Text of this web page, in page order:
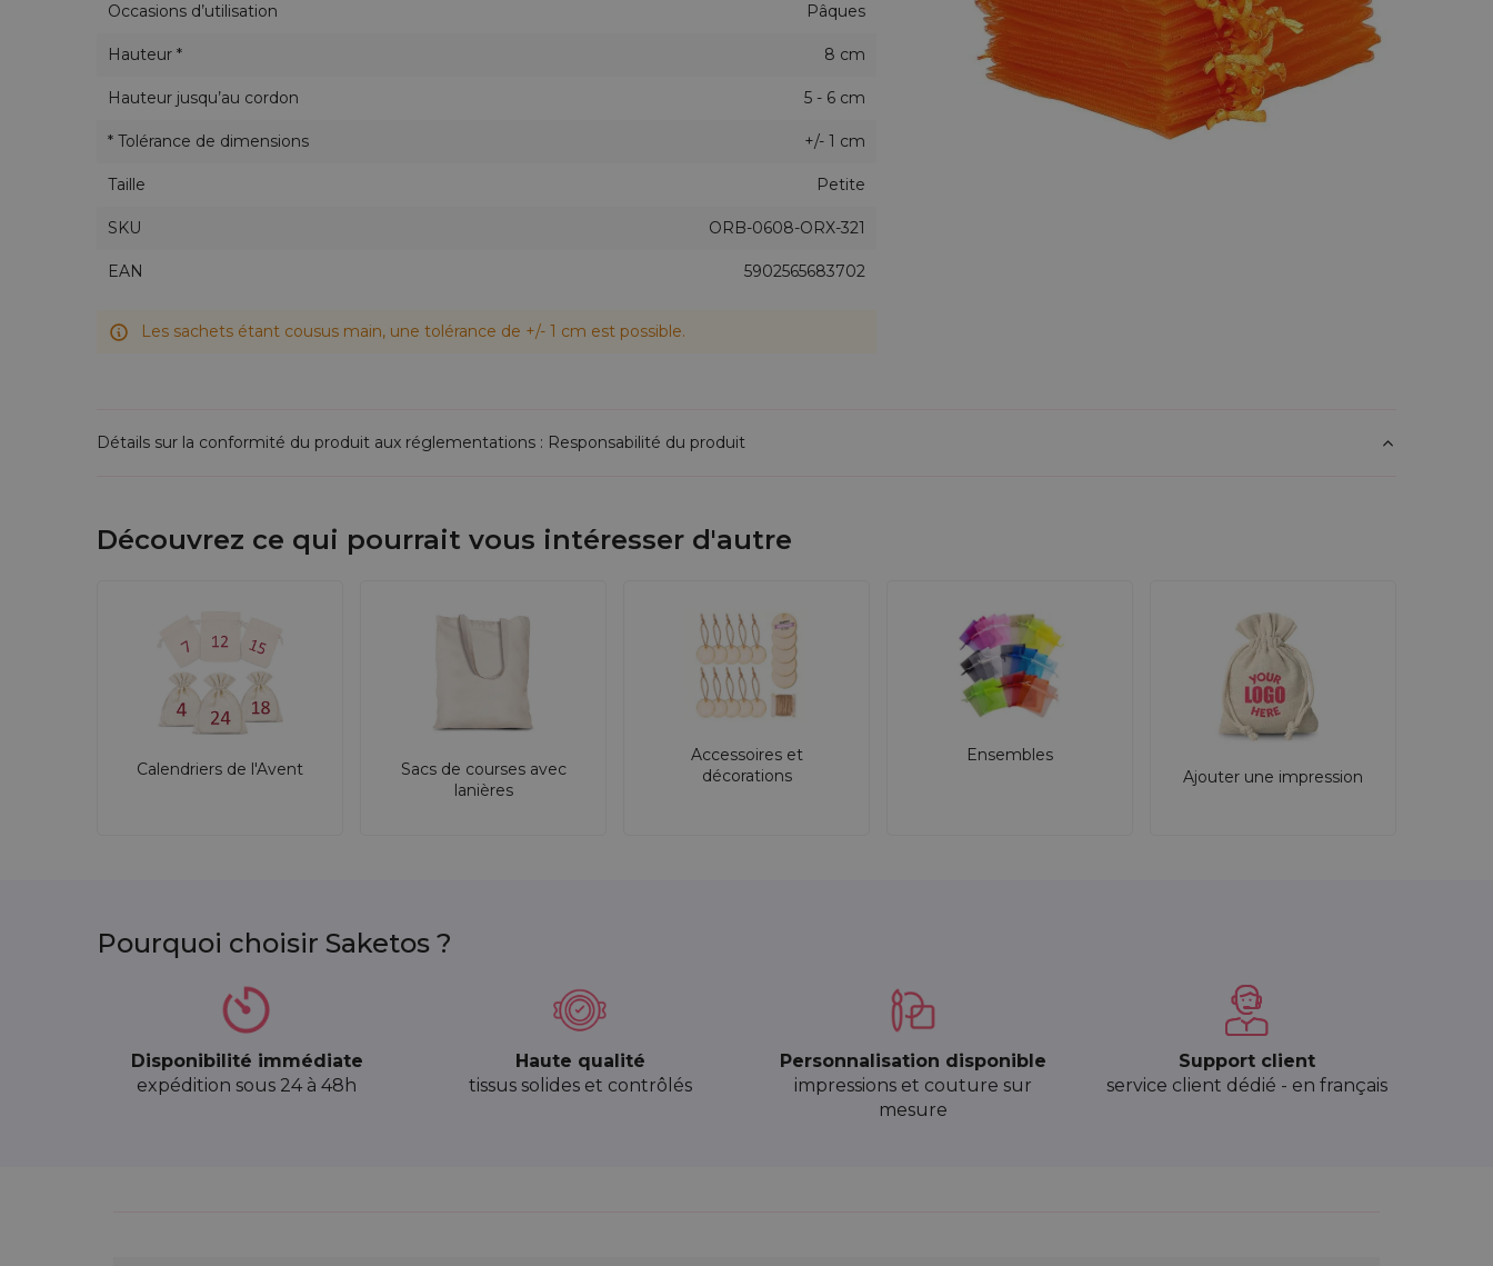
Occasions d’utilisation Pâques
Hauteur * 8 cm
Hauteur jusqu’au cordon 5 - 6 cm
* Tolérance de dimensions +/- 1 cm
Taille Petite
SKU ORB-0608-ORX-321
EAN 5902565683702
Les sachets étant cousus main, une tolérance de +/- 1 cm est possible.
Détails sur la conformité du produit aux réglementations : Responsabilité du produit
Découvrez ce qui pourrait vous intéresser d'autre
Calendriers de l'Avent
Sacs de courses avec
lanières
Accessoires et
décorations
Ensembles
Ajouter une impression
Pourquoi choisir Saketos ?
Disponibilité immédiate
expédition sous 24 à 48h
Haute qualité
tissus solides et contrôlés
Personnalisation disponible
impressions et couture sur
mesure
Support client
service client dédié - en français